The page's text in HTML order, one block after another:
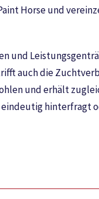
Horse und
und
auch die
und erhält
hinterfragt